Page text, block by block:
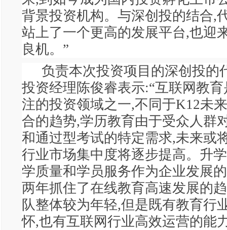
背景投资机构。与深创投的结合,
站上了一个更高的发展平台,也迎
良机。”
负责本次投资项目的深创投的
投资经理陈俊睿表示:“互联网教
注的投资领域之一,不同于K12未
合的趋势,学历教育由于受众人群
和通过型考试的特定需求,未来或
行业市场集中度将逐步提高。升
学质量和学员服务作为企业发展
两年抓住了在线教育高速发展的
队整体较为年轻,但是既有教育行
怀,也有互联网行业高效运营的能